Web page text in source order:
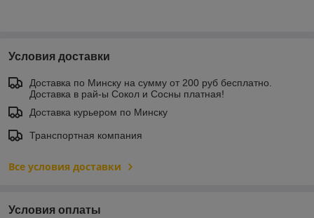
Условия доставки
Доставка по Минску на сумму от 200 руб бесплатно.
Доставка в рай-ы Сокол и Сосны платная!
Доставка курьером по Минску
Транспортная компания
Все условия доставки
Условия оплаты